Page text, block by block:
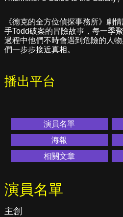
《德克的全方位偵探事務所》劇
手Todd破案的冒險故事，每一季
過程中他們不時會遇到危險的人
們一步步接近真相。
播出平台
演員名單
海報
相關文章
演員名單
主創